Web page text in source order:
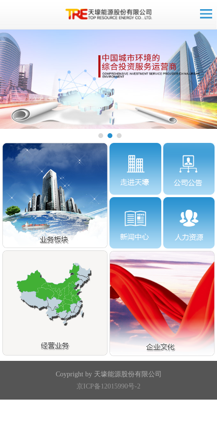
Coypright by 天壕能源股份有限公司
京ICP备12015990号-2